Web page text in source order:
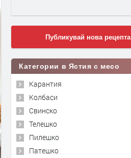
Публикувай нова рецепта
Категории в Ястия с месо
Карантия
Колбаси
Свинско
Телешко
Пилешко
Патешко